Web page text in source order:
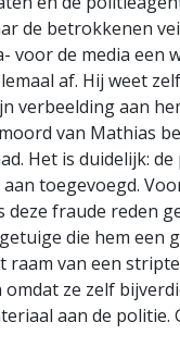
de betrokkenen
voor de media een
af. Hij weet
verbeelding aan
van Mathias
Het is duidelijk:
toegevoegd.
deze fraude reden
die hem een
van een
ze zelf
aan de politie.